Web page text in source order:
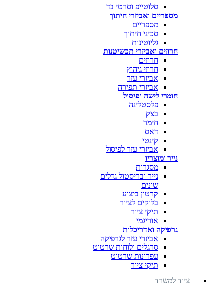
סלוטייפ וסרטי בד
מספריים ואביזרי חיתוך
מספריים
סכיני חיתוך
גליוטינות
חרוזים ואביזרי תכשיטנות
חרוזים
חרוזי גיהוץ
אביזרי עזר
אביזרי תפירה
חומרי לישה ופיסול
פלסטלינה
בצק
חימר
דאס
קינטי
אביזרי עזר לפיסול
נייר ומוצריו
מסגרות
נייר ובריסטול גדלים
שונים
קרטון ביצוע
בלוקים לציור
תיקי ציור
אוריגמי
גרפיקה ואדריכלות
אביזרי עזר לגרפיקה
סרגלים ולוחות שרטוט
עפרונות שרטוט
תיקי ציור
ציוד למשרד